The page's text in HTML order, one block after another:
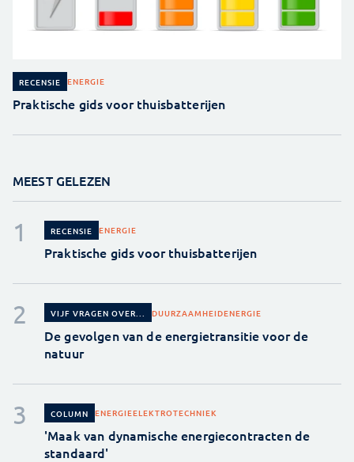
RECENSIE ENERGIE
Praktische gids voor thuisbatterijen
MEEST GELEZEN
RECENSIE ENERGIE
Praktische gids voor thuisbatterijen
VIJF VRAGEN OVER... DUURZAAMHEIDENERGIE
De gevolgen van de energietransitie voor de
natuur
COLUMN ENERGIEELEKTROTECHNIEK
'Maak van dynamische energiecontracten de
standaard'